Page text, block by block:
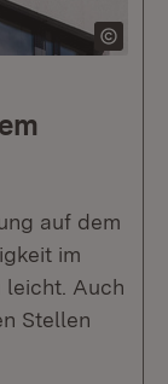
auf dem
im
leicht. Auch
Stellen